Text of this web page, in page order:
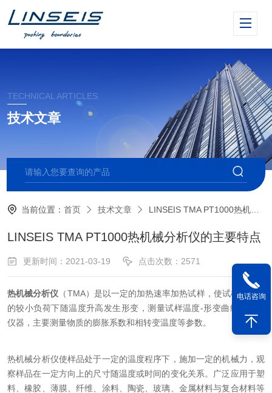
TECHNICAL ARTICLES
技术文章
当前位置：首页 技术文章 LINSEIS TMA PT1000热机械分析仪的主要特点
LINSEIS TMA PT1000热机械分析仪的主要特点
更新时间：2021-03-19 点击次数：2571
热机械分析仪 （TMA）是以一定的加热速率加热试样，使试样在恒定
的较小负荷下随温度升高发生形变，测量试样温度-形变曲线的分析
仪器，主要测量物质的膨胀系数和相转变温度等参数。
热机械分析仪使样品处于一定的温度程序下，施加一定的机械力，观
察样品在一定方向上的尺寸随温度或时间的变化关系。广泛应用于塑
料、橡胶、薄膜、纤维、涂料、陶瓷、玻璃、金属材料与复合材料等
电话咨询